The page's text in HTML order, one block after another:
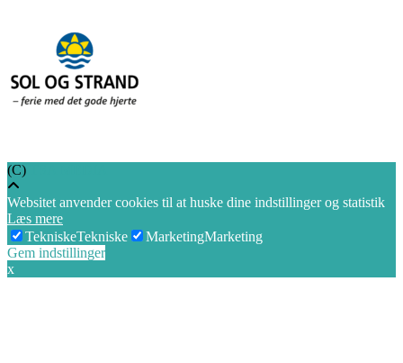
(C)
Websitet anvender cookies til at huske dine indstillinger og statistik
Læs mere
TekniskeTekniske MarketingMarketing
Gem indstillinger
x